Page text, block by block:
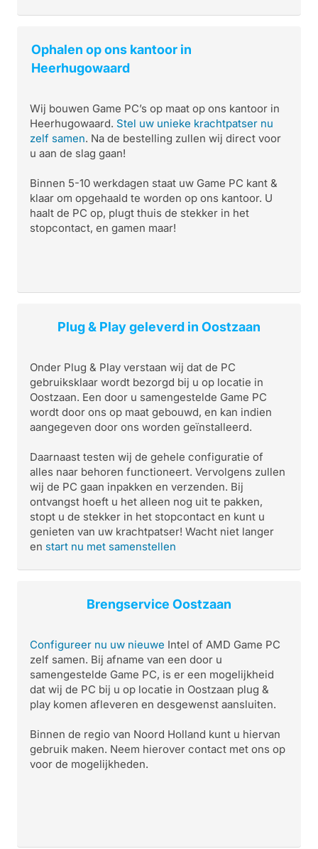
Ophalen op ons kantoor in
Heerhugowaard
Wij bouwen Game PC’s op maat op ons kantoor in
Heerhugowaard. Stel uw unieke krachtpatser nu
zelf samen. Na de bestelling zullen wij direct voor
u aan de slag gaan!
Binnen 5-10 werkdagen staat uw Game PC kant &
klaar om opgehaald te worden op ons kantoor. U
haalt de PC op, plugt thuis de stekker in het
stopcontact, en gamen maar!
Plug & Play geleverd in Oostzaan
Onder Plug & Play verstaan wij dat de PC
gebruiksklaar wordt bezorgd bij u op locatie in
Oostzaan. Een door u samengestelde Game PC
wordt door ons op maat gebouwd, en kan indien
aangegeven door ons worden geïnstalleerd.
Daarnaast testen wij de gehele configuratie of
alles naar behoren functioneert. Vervolgens zullen
wij de PC gaan inpakken en verzenden. Bij
ontvangst hoeft u het alleen nog uit te pakken,
stopt u de stekker in het stopcontact en kunt u
genieten van uw krachtpatser! Wacht niet langer
en start nu met samenstellen
Brengservice Oostzaan
Configureer nu uw nieuwe Intel of AMD Game PC
zelf samen. Bij afname van een door u
samengestelde Game PC, is er een mogelijkheid
dat wij de PC bij u op locatie in Oostzaan plug &
play komen afleveren en desgewenst aansluiten.
Binnen de regio van Noord Holland kunt u hiervan
gebruik maken. Neem hierover contact met ons op
voor de mogelijkheden.